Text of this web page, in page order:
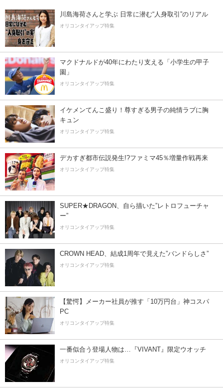
川島海荷さんと学ぶ 日常に潜む“人身取引”のリアル
オリコンタイアップ特集
マクドナルドが40年にわたり支える「小学生の甲子
園」
オリコンタイアップ特集
イケメンてんこ盛り！尊すぎる男子の純情ラブに胸
キュン
オリコンタイアップ特集
デカすぎ都市伝説発生!?ファミマ45％増量作戦再来
オリコンタイアップ特集
SUPER★DRAGON、自ら描いた”レトロフューチャ
ー”
オリコンタイアップ特集
CROWN HEAD、結成1周年で見えた”バンドらしさ”
オリコンタイアップ特集
【驚愕】メーカー社員が推す「10万円台」神コスパ
PC
オリコンタイアップ特集
一番似合う登場人物は…『VIVANT』限定ウオッチ
オリコンタイアップ特集